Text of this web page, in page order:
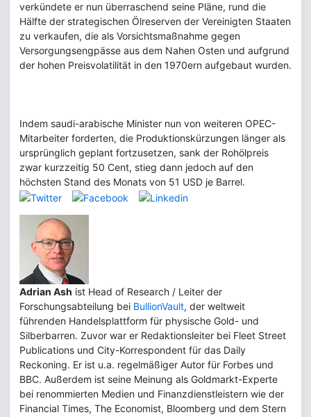
verkündete er nun überraschend seine Pläne, rund die
Hälfte der strategischen Ölreserven der Vereinigten Staaten
zu verkaufen, die als Vorsichtsmaßnahme gegen
Versorgungsengpässe aus dem Nahen Osten und aufgrund
der hohen Preisvolatilität in den 1970ern aufgebaut wurden.
Indem saudi-arabische Minister nun von weiteren OPEC-
Mitarbeiter forderten, die Produktionskürzungen länger als
ursprünglich geplant fortzusetzen, sank der Rohölpreis
zwar kurzzeitig 50 Cent, stieg dann jedoch auf den
höchsten Stand des Monats von 51 USD je Barrel.
Adrian Ash ist Head of Research / Leiter der
Forschungsabteilung bei BullionVault, der weltweit
führenden Handelsplattform für physische Gold- und
Silberbarren. Zuvor war er Redaktionsleiter bei Fleet Street
Publications und City-Korrespondent für das Daily
Reckoning. Er ist u.a. regelmäßiger Autor für Forbes und
BBC. Außerdem ist seine Meinung als Goldmarkt-Experte
bei renommierten Medien und Finanzdienstleistern wie der
Financial Times, The Economist, Bloomberg und dem Stern